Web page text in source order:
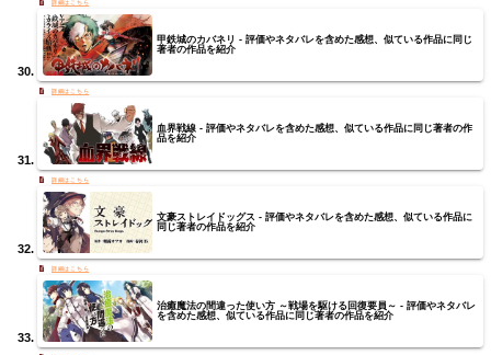
甲鉄城のカバネリ - 評価やネタバレを含めた感想、似ている作品に同じ
著者の作品を紹介
血界戦線 - 評価やネタバレを含めた感想、似ている作品に同じ著者の作
品を紹介
文豪ストレイドッグス - 評価やネタバレを含めた感想、似ている作品に
同じ著者の作品を紹介
治癒魔法の間違った使い方 ～戦場を駆ける回復要員～ - 評価やネタバレ
を含めた感想、似ている作品に同じ著者の作品を紹介